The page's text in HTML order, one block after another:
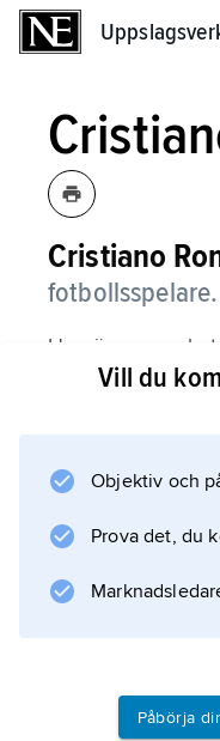
Cristiano
fotbollsspelare.
Han är en mycket
som kan spela
Madrid med vilka
Åren 2018 till
Vill du
Objektiv och
Prova det, du
Påbörja